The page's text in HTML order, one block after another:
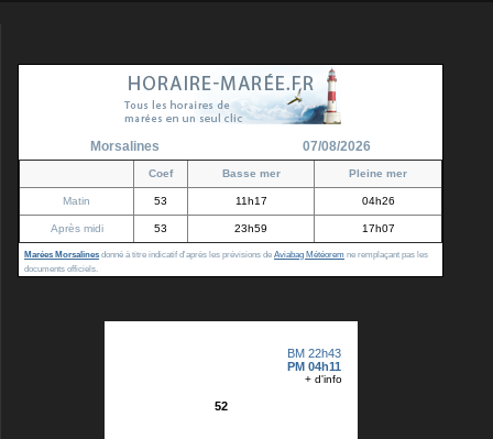
Morsalines 07/08/2026
Coef Basse mer Pleine mer
Matin 53 11h17 04h26
Après midi 53 23h59 17h07
Marées Morsalines donné à titre indicatif d'après les prévisions de Aviabag Météorem ne remplaçant pas les
documents officiels.